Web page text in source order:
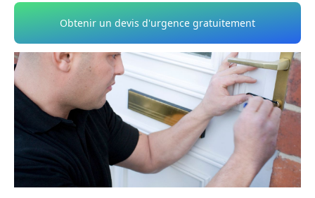
Obtenir un devis d'urgence gratuitement